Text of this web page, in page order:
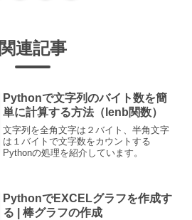
関連記事
Pythonで文字列のバイト数を簡
単に計算する方法（lenb関数）
文字列を全角文字は２バイト、半角文字
は１バイトで文字数をカウントする
Pythonの処理を紹介しています。
PythonでEXCELグラフを作成す
る | 棒グラフの作成